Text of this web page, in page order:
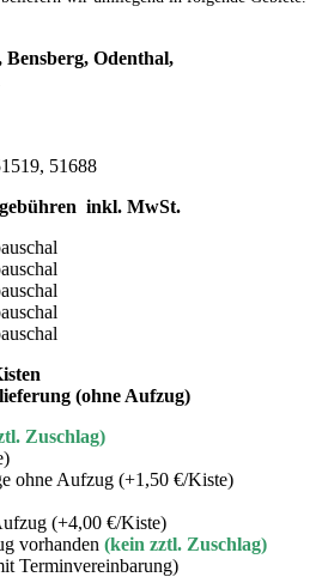
Odenthal,
51688
inkl. MwSt.
(ohne Aufzug)
Zuschlag)
ohne Aufzug (+1,50 €/Kiste)
(+4,00 €/Kiste)
vorhanden (kein zztl. Zuschlag)
Terminvereinbarung)